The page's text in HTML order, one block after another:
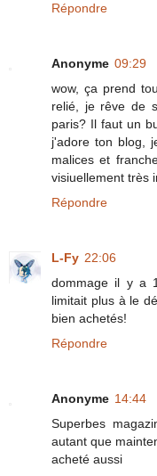
Répondre
Anonyme 09:29
wow, ça prend
relié, je rêve de
paris? Il faut un
j'adore ton blog,
malices et
visiuellement très
Répondre
L-Fy 22:06
dommage il y a
limitait plus à le
bien achetés!
Répondre
Anonyme 14:44
Superbes
autant que
acheté aussi